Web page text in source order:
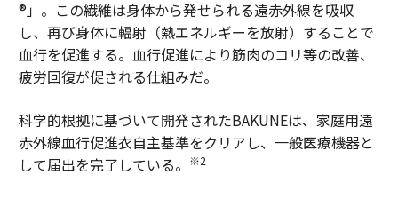
®」。この繊維は身体から発せられる遠赤外線を吸収
し、再び身体に輻射（熱エネルギーを放射）することで
血行を促進する。血行促進により筋肉のコリ等の改善、
疲労回復が促される仕組みだ。
科学的根拠に基づいて開発されたBAKUNEは、家庭用遠
赤外線血行促進衣自主基準をクリアし、一般医療機器と
して届出を完了している。
※2